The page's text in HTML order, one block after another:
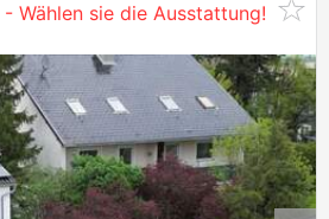
- Wählen sie die Ausstattung!